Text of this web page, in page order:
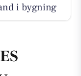
i bygning